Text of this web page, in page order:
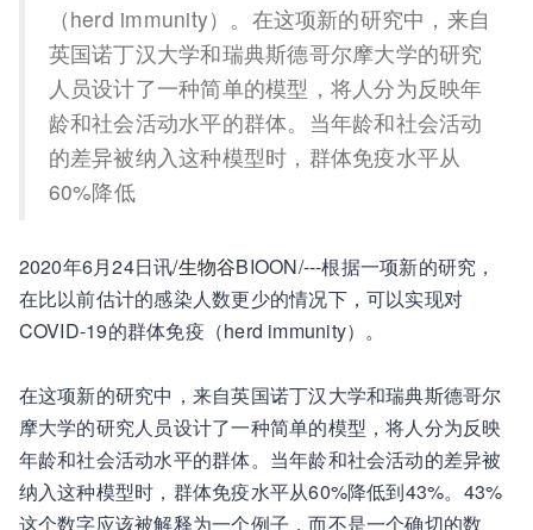
（herd immunity）。在这项新的研究中，来自
英国诺丁汉大学和瑞典斯德哥尔摩大学的研究
人员设计了一种简单的模型，将人分为反映年
龄和社会活动水平的群体。当年龄和社会活动
的差异被纳入这种模型时，群体免疫水平从
60%降低
2020年6月24日讯/生物谷BIOON/---根据一项新的研究，
在比以前估计的感染人数更少的情况下，可以实现对
COVID-19的群体免疫（herd immunity）。
在这项新的研究中，来自英国诺丁汉大学和瑞典斯德哥尔
摩大学的研究人员设计了一种简单的模型，将人分为反映
年龄和社会活动水平的群体。当年龄和社会活动的差异被
纳入这种模型时，群体免疫水平从60%降低到43%。43%
这个数字应该被解释为一个例子，而不是一个确切的数